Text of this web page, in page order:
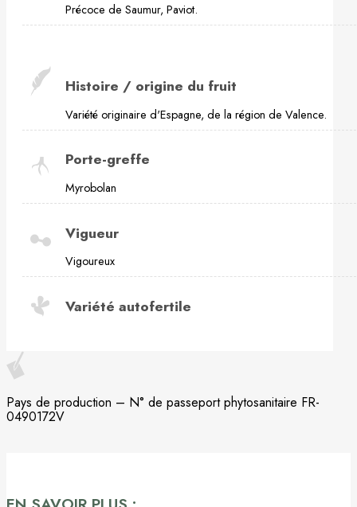
Précoce de Saumur, Paviot.
Histoire / origine du fruit
Variété originaire d'Espagne, de la région de Valence.
Porte-greffe
Myrobolan
Vigueur
Vigoureux
Variété autofertile
Pays de production – N° de passeport phytosanitaire FR-
0490172V